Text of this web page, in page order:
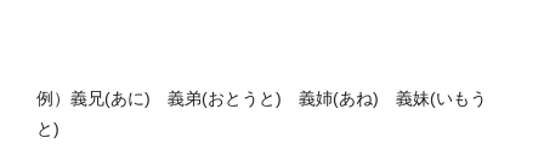
例）義兄(あに) 義弟(おとうと) 義姉(あね) 義妹(いもう
と)